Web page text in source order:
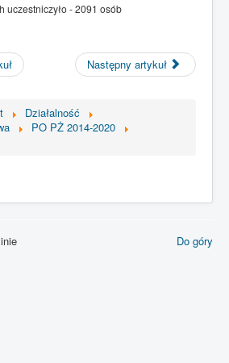
uczestniczyło - 2091 osób
Następny artykuł
Działalność
PO PŻ 2014-2020
Do góry